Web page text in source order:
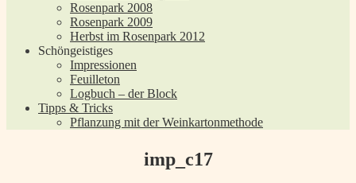
Rosenpark 2008
Rosenpark 2009
Herbst im Rosenpark 2012
Schöngeistiges
Impressionen
Feuilleton
Logbuch – der Block
Tipps & Tricks
Pflanzung mit der Weinkartonmethode
imp_c17